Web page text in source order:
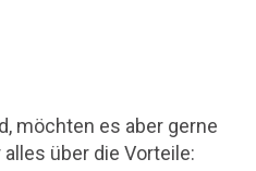
möchten es aber gerne
über die Vorteile: